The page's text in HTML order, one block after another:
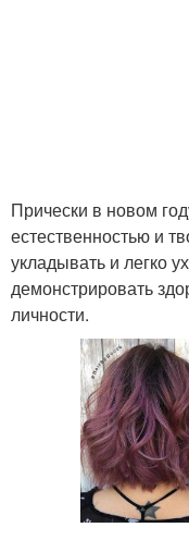
Прически в новом
естественностью и
укладывать и легко
демонстрировать
личности.